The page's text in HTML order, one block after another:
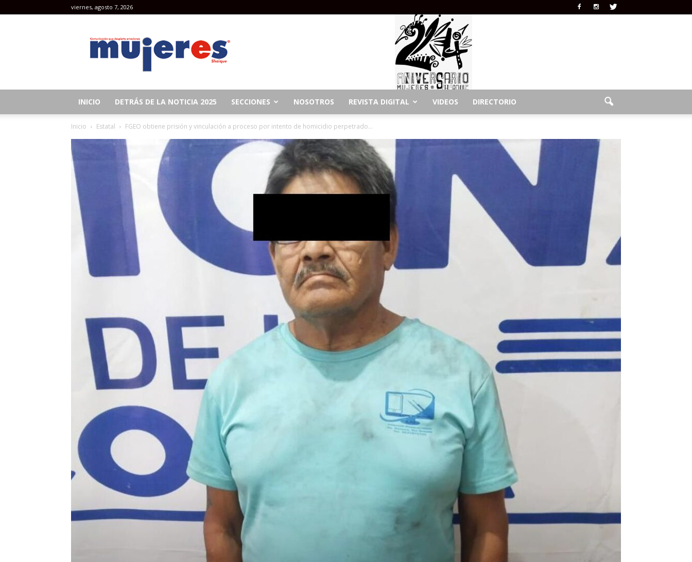
viernes, agosto 7, 2026
Mujeres
INICIO DETRÁS DE LA NOTICIA 2025 SECCIONES NOSOTROS REVISTA DIGITAL VIDEOS DIRECTORIO
Inicio Estatal FGEO obtiene prisión y vinculación a proceso por intento de homicidio perpetrado...